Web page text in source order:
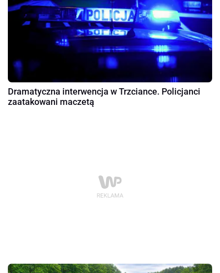
Dramatyczna interwencja w Trzciance. Policjanci
zaatakowani maczetą